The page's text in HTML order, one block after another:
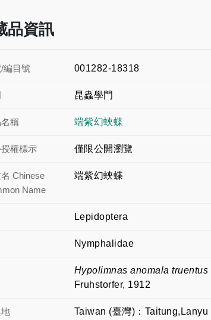
品資訊
編目號 001282-18318
昆蟲學門
稱 端紫幻蛺蝶
權標示 僅限公開瀏覽
Chinese
Name
端紫幻蛺蝶
Lepidoptera
Nymphalidae
Hypolimnas anomala truentus
Fruhstorfer, 1912
Taiwan (臺灣)：Taitung,Lanyu